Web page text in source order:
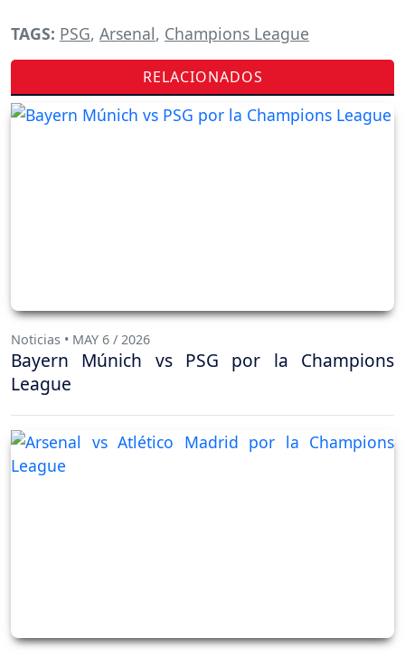
TAGS: PSG, Arsenal, Champions League
RELACIONADOS
Noticias • MAY 6 / 2026
Bayern Múnich vs PSG por la Champions
League